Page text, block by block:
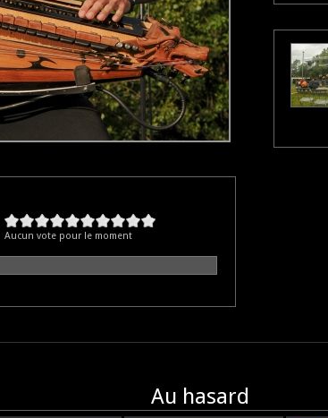
Aucun vote pour le moment
Au hasard